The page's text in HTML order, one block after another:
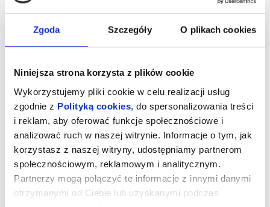
Zgoda Szczegóły O plikach cookies
Niniejsza strona korzysta z plików cookie
Wykorzystujemy pliki cookie w celu realizacji usług
zgodnie z Polityką cookies , do spersonalizowania treści
i reklam, aby oferować funkcje społecznościowe i
analizować ruch w naszej witrynie. Informacje o tym, jak
korzystasz z naszej witryny, udostępniamy partnerom
społecznościowym, reklamowym i analitycznym.
Partnerzy mogą połączyć te informacje z innymi danymi
otrzymanymi od Ciebie lub uzyskanymi podczas